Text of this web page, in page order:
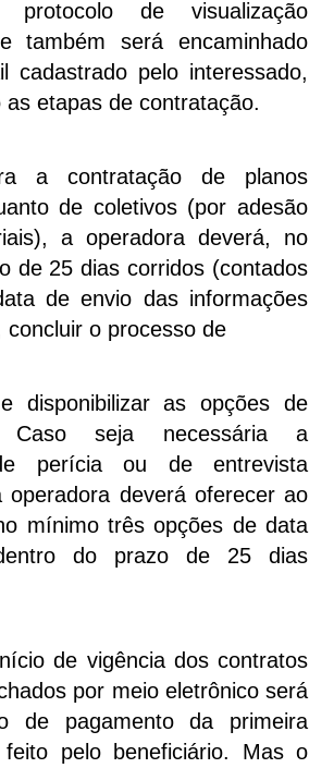
protocolo de visualização
também será encaminhado
cadastrado pelo interessado,
as etapas de contratação.
a contratação de planos
de coletivos (por adesão
a operadora deverá, no
de 25 dias corridos (contados
de envio das informações
concluir o processo de
disponibilizar as opções de
Caso seja necessária a
perícia ou de entrevista
operadora deverá oferecer ao
mínimo três opções de data
do prazo de 25 dias
de vigência dos contratos
por meio eletrônico será
de pagamento da primeira
feito pelo beneficiário. Mas o